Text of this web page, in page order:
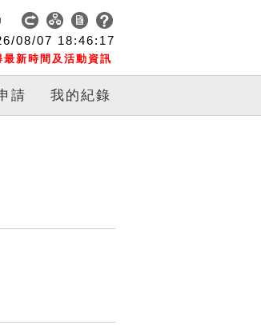
08/07 18:46:17
新時間及活動資訊
請 我的紀錄